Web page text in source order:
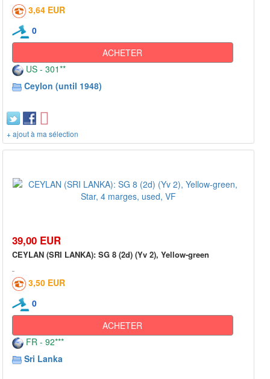
3,64 EUR
0
ACHETER
US - 301**
Ceylon (until 1948)
+ ajout à ma sélection
39,00 EUR
CEYLAN (SRI LANKA): SG 8 (2d) (Yv 2), Yellow-green
3,50 EUR
0
ACHETER
FR - 92***
Sri Lanka